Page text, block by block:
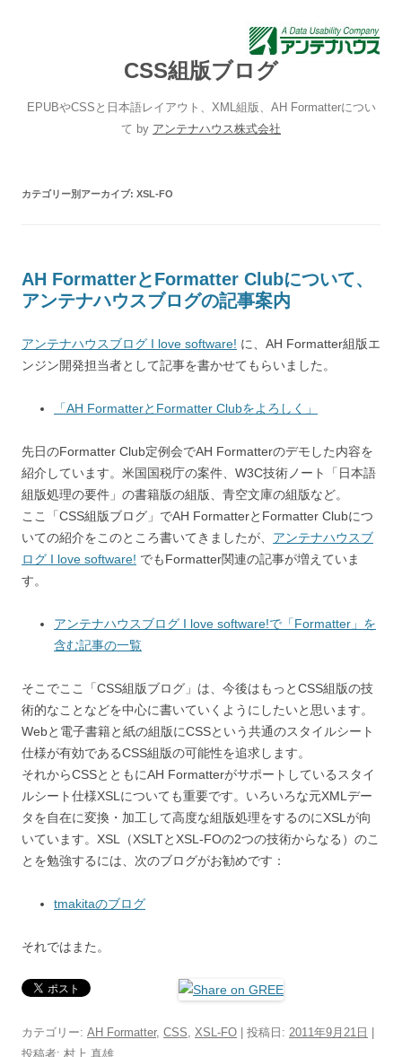
CSS組版ブログ
EPUBやCSSと日本語レイアウト、XML組版、AH Formatterについ
て by アンテナハウス株式会社
カテゴリー別アーカイブ: XSL-FO
AH FormatterとFormatter Clubについて、
アンテナハウスブログの記事案内
アンテナハウスブログ I love software! に、AH Formatter組版エ
ンジン開発担当者として記事を書かせてもらいました。
「AH FormatterとFormatter Clubをよろしく」
先日のFormatter Club定例会でAH Formatterのデモした内容を
紹介しています。米国国税庁の案件、W3C技術ノート「日本語
組版処理の要件」の書籍版の組版、青空文庫の組版など。
ここ「CSS組版ブログ」でAH FormatterとFormatter Clubにつ
いての紹介をこのところ書いてきましたが、 アンテナハウスブ
ログ I love software! でもFormatter関連の記事が増えていま
す。
アンテナハウスブログ I love software!で「Formatter」を
含む記事の一覧
そこでここ「CSS組版ブログ」は、今後はもっとCSS組版の技
術的なことなどを中心に書いていくようにしたいと思います。
Webと電子書籍と紙の組版にCSSという共通のスタイルシート
仕様が有効であるCSS組版の可能性を追求します。
それからCSSとともにAH Formatterがサポートしているスタイ
ルシート仕様XSLについても重要です。いろいろな元XMLデー
タを自在に変換・加工して高度な組版処理をするのにXSLが向
いています。XSL（XSLTとXSL-FOの2つの技術からなる）のこ
とを勉強するには、次のブログがお勧めです：
tmakitaのブログ
それではまた。
カテゴリー: AH Formatter, CSS, XSL-FO | 投稿日: 2011年9月21日
投稿者: 村上 真雄